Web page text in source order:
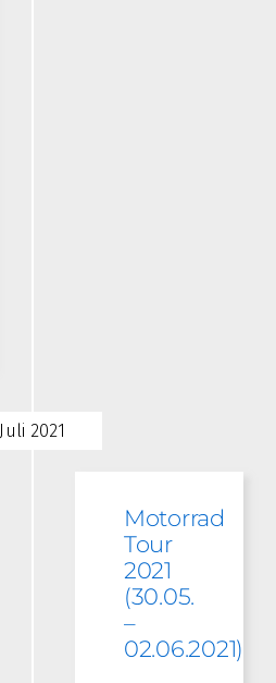
Juli 2021
Motorrad
Tour
2021
(30.05.
–
02.06.2021)